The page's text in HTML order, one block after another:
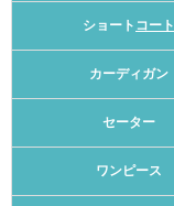
ショート コート
カーディガン
セーター
ワンピース